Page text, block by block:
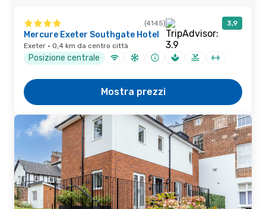
(4145) 3,9
Mercure Exeter Southgate Hotel
Exeter · 0,4 km da centro città
Posizione centrale
Mostra prezzi